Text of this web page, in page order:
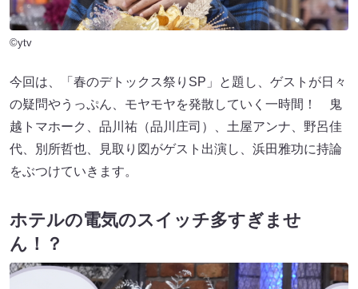
©ytv
今回は、「春のデトックス祭りSP」と題し、ゲストが日々
の疑問やうっぷん、モヤモヤを発散していく一時間！ 鬼
越トマホーク、品川祐（品川庄司）、土屋アンナ、野呂佳
代、別所哲也、見取り図がゲスト出演し、浜田雅功に持論
をぶつけていきます。
ホテルの電気のスイッチ多すぎませ
ん！？